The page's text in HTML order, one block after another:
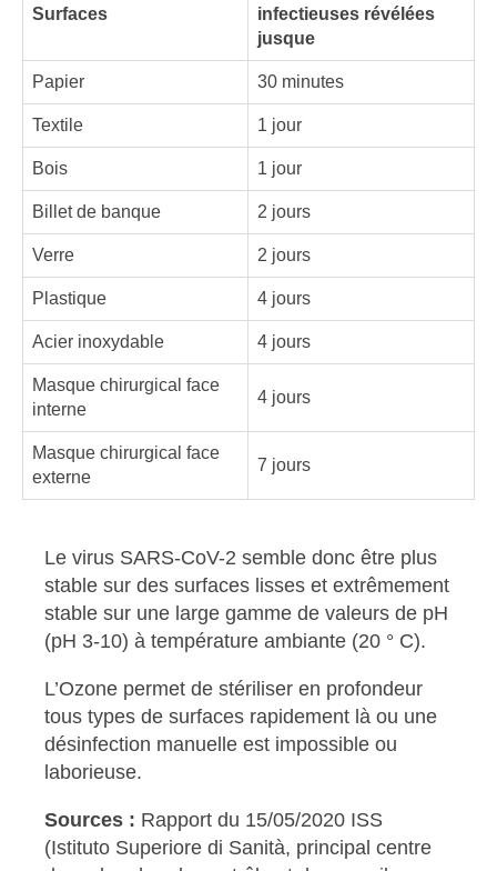
Surfaces
infectieuses révélées
jusque
Papier 30 minutes
Textile 1 jour
Bois 1 jour
Billet de banque 2 jours
Verre 2 jours
Plastique 4 jours
Acier inoxydable 4 jours
Masque chirurgical face
interne
4 jours
Masque chirurgical face
externe
7 jours
Le virus SARS-CoV-2 semble donc être plus
stable sur des surfaces lisses et extrêmement
stable sur une large gamme de valeurs de pH
(pH 3-10) à température ambiante (20 ° C).
L’Ozone permet de stériliser en profondeur
tous types de surfaces rapidement là ou une
désinfection manuelle est impossible ou
laborieuse.
Sources : Rapport du 15/05/2020 ISS
(Istituto Superiore di Sanità, principal centre